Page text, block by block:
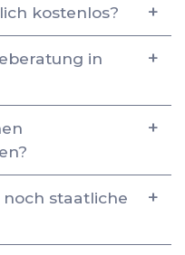
kostenlos?
in
staatliche